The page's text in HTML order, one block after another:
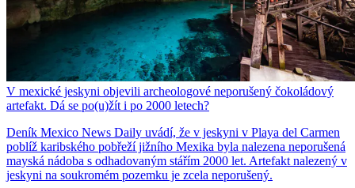
V mexické jeskyni objevili archeologové neporušený čokoládový
artefakt. Dá se po(u)žít i po 2000 letech?
Deník Mexico News Daily uvádí, že v jeskyni v Playa del Carmen
poblíž karibského pobřeží jižního Mexika byla nalezena neporušená
mayská nádoba s odhadovaným stářím 2000 let. Artefakt nalezený v
jeskyni na soukromém pozemku je zcela neporušený.